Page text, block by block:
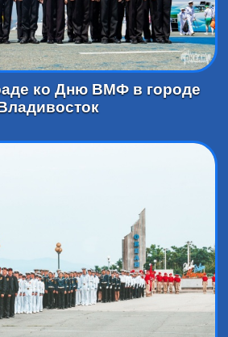
ко Дню ВМФ в городе